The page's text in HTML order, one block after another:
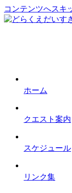
コンテンツへスキ
ホーム
クエスト案内
スケジュール
リンク集